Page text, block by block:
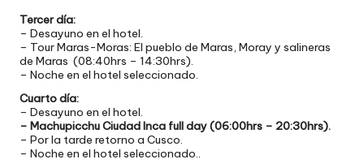
Tercer día:
– Desayuno en el hotel.
– Tour Maras-Moras: El pueblo de Maras, Moray y salineras
de Maras (08:40hrs – 14:30hrs).
– Noche en el hotel seleccionado.
Cuarto día:
– Desayuno en el hotel.
– Machupicchu Ciudad Inca full day (06:00hrs – 20:30hrs).
– Por la tarde retorno a Cusco.
– Noche en el hotel seleccionado..